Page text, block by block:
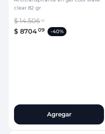
clear 82 gr
$14.506 82
$ 870409 -40%
Agregar